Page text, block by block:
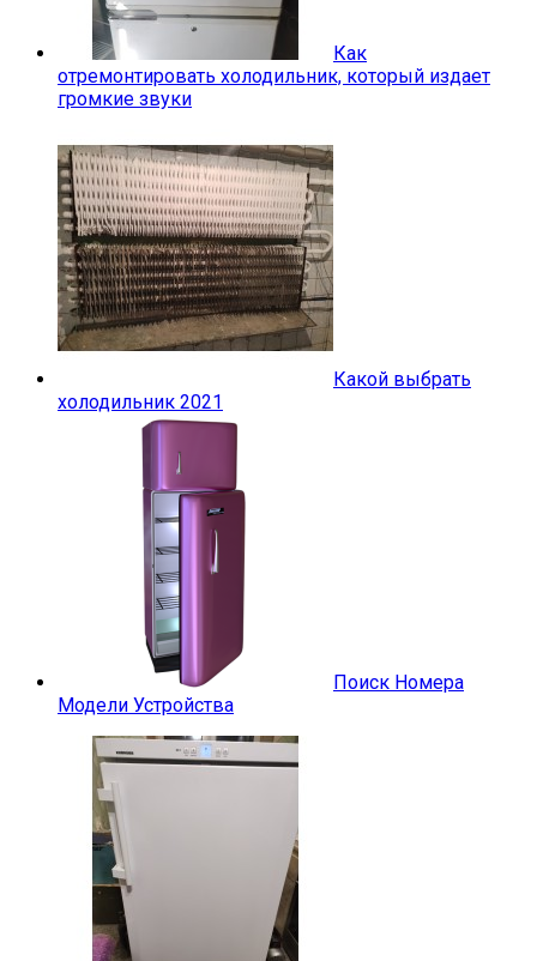
Как
отремонтировать холодильник, который издает
громкие звуки
Какой выбрать
холодильник 2021
Поиск Номера
Модели Устройства